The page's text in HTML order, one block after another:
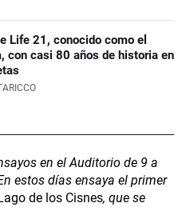
Life 21, conocido como el
con casi 80 años de historia en
en el Auditorio de 9 a
estos días ensaya el primer
de los Cisnes, que se